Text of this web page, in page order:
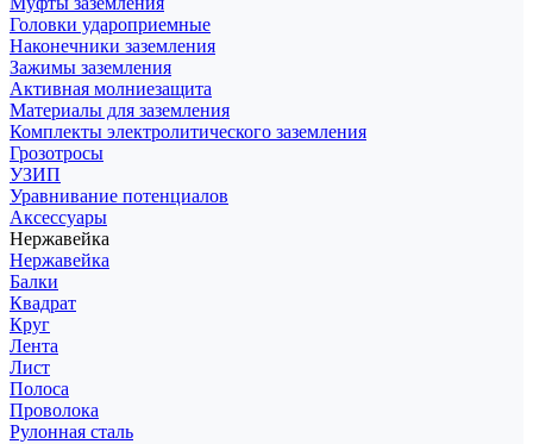
Головки удароприемные
Наконечники заземления
Зажимы заземления
Активная молниезащита
Материалы для заземления
Комплекты электролитического заземления
Грозотросы
УЗИП
Уравнивание потенциалов
Аксессуары
Нержавейка
Нержавейка
Балки
Квадрат
Круг
Лента
Лист
Полоса
Проволока
Рулонная сталь